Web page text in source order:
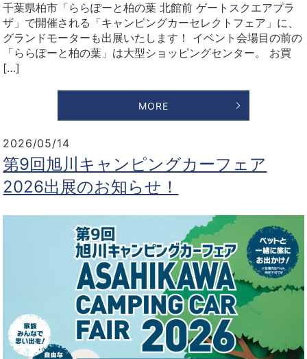
千葉県柏市「ららぽーと柏の葉 北館前 ゲートスクエアプラ
ザ」で開催される「キャンピングカーセレクトフェア」に、
グランドモーターも出展いたします！ イベント会場目の前の
「ららぽーと柏の葉」は大型ショッピングセンター。 お買
[…]
MORE
2026/05/14
第9回旭川キャンピングカーフェア
2026出展のお知らせ！